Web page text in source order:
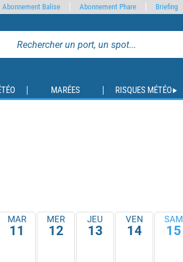
MARÉES RISQUES MÉTÉO
MAR
11
MER
12
JEU
13
VEN
14
SAM
15
Abonnement Balise Abonnement Phare Briefing